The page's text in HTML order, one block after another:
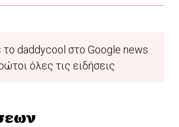
daddycool στο Google news
όλες τις ειδήσεις